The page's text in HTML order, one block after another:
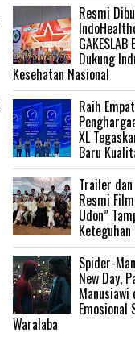
Resmi
Dukung
Kesehatan Nasional
Raih Empat
XL
Baru
Trailer
Resmi
Udon”
Keteguhan
‎Spider-
New Day,
Manusiawi
Emosional
Waralaba